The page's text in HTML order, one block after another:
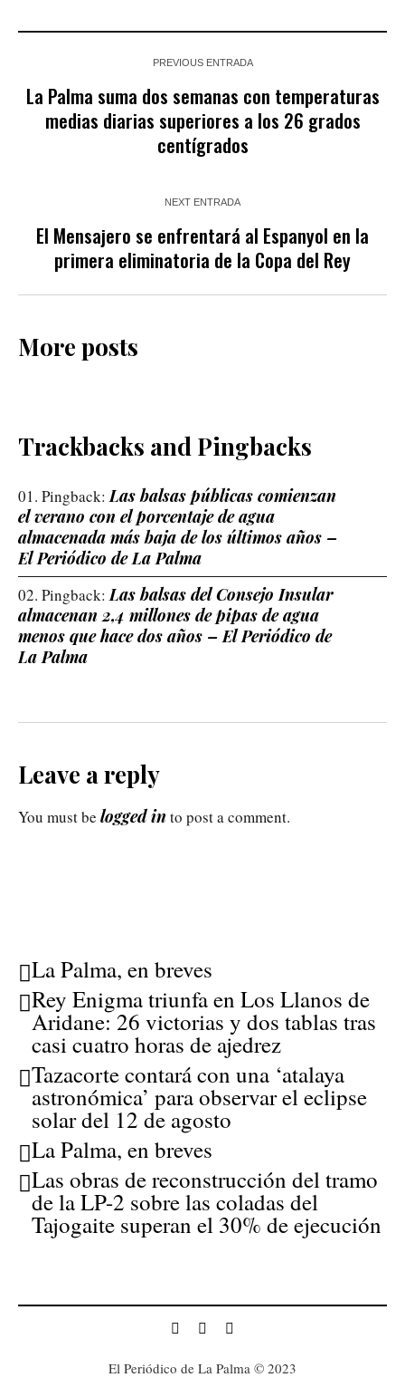
PREVIOUS ENTRADA
La Palma suma dos semanas con temperaturas
medias diarias superiores a los 26 grados
centígrados
NEXT ENTRADA
El Mensajero se enfrentará al Espanyol en la
primera eliminatoria de la Copa del Rey
More posts
Trackbacks and Pingbacks
Pingback: Las balsas públicas comienzan
el verano con el porcentaje de agua
almacenada más baja de los últimos años –
El Periódico de La Palma
Pingback: Las balsas del Consejo Insular
almacenan 2,4 millones de pipas de agua
menos que hace dos años – El Periódico de
La Palma
Leave a reply
You must be logged in to post a comment.
La Palma, en breves
Rey Enigma triunfa en Los Llanos de
Aridane: 26 victorias y dos tablas tras
casi cuatro horas de ajedrez
Tazacorte contará con una ‘atalaya
astronómica’ para observar el eclipse
solar del 12 de agosto
La Palma, en breves
Las obras de reconstrucción del tramo
de la LP-2 sobre las coladas del
Tajogaite superan el 30% de ejecución
El Periódico de La Palma © 2023